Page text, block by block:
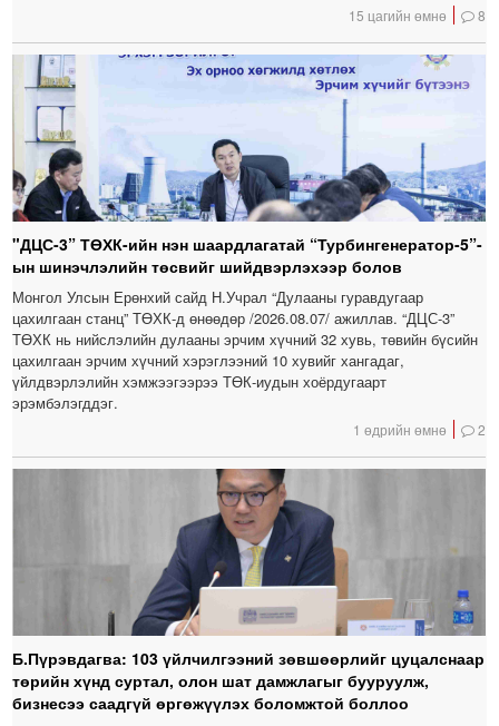
15 цагийн өмнө 8
"ДЦС-3” ТӨХК-ийн нэн шаардлагатай “Турбингенератор-5”-
ын шинэчлэлийн төсвийг шийдвэрлэхээр болов
Монгол Улсын Ерөнхий сайд Н.Учрал “Дулааны гуравдугаар
цахилгаан станц” ТӨХК-д өнөөдөр /2026.08.07/ ажиллав. “ДЦС-3”
ТӨХК нь нийслэлийн дулааны эрчим хүчний 32 хувь, төвийн бүсийн
цахилгаан эрчим хүчний хэрэглээний 10 хувийг хангадаг,
үйлдвэрлэлийн хэмжээгээрээ ТӨК-иудын хоёрдугаарт
эрэмбэлэгддэг.
1 өдрийн өмнө 2
Б.Пүрэвдагва: 103 үйлчилгээний зөвшөөрлийг цуцалснаар
төрийн хүнд суртал, олон шат дамжлагыг бууруулж,
бизнесээ саадгүй өргөжүүлэх боломжтой боллоо